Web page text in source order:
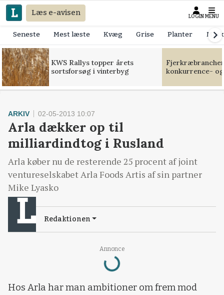
Læs e-avisen LOGIN MENU
Seneste Mest læste Kvæg Grise Planter
KWS Rallys topper årets
sortsforsøg i vinterbyg
konkurrence-
Annonce
Loading...
ARKIV 02-05-2013 10:07
Arla dækker op til
milliardindtog i Rusland
Arla køber nu de resterende 25 procent af joint
ventureselskabet Arla Foods Artis af sin partner
Mike Lyasko
Redaktionen
Hos Arla har man ambitioner om frem mod